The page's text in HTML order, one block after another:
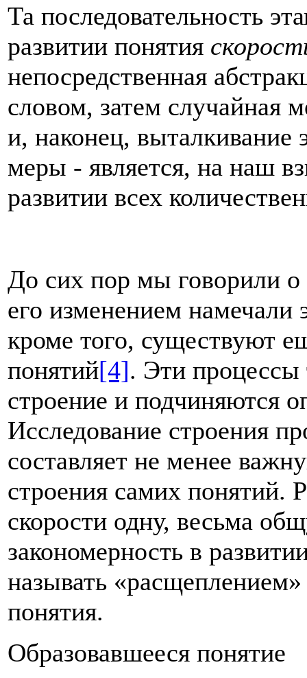
Та последовательность
развитии по­нятия
непосредственная
словом, затем случайная
и, наконец, выталкивание
меры - является, на наш
развитии всех
До сих пор мы говорили о
его изменением намечали
кроме того, сущест­вуют
понятий[4]. Эти процессы
строение и подчиняются
Исследование строения
составляет не менее
строения самих понятий.
скорости одну, весьма
закономерность в
называть
понятия.
Образовавшееся понятие